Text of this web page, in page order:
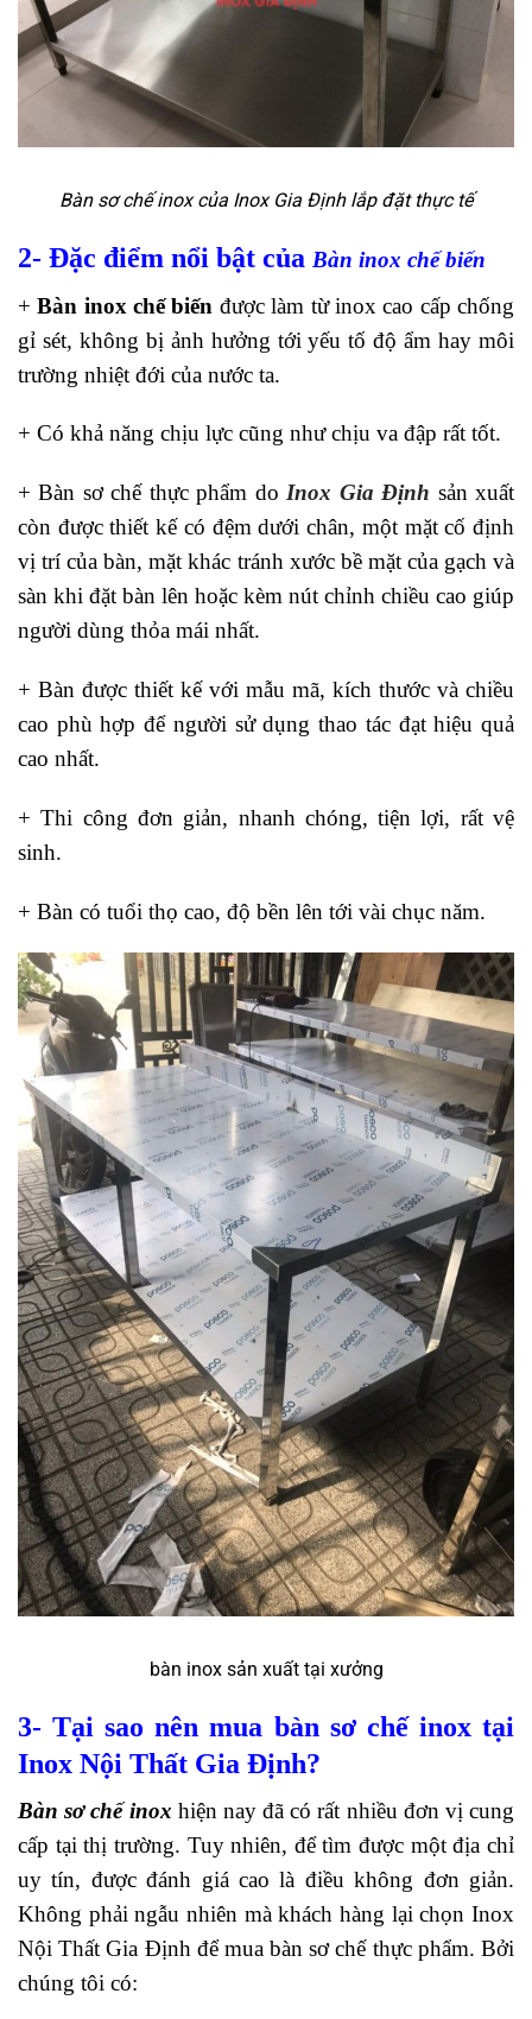
Bàn sơ chế inox của Inox Gia Định lắp đặt thực tế
2- Đặc điểm nổi bật của Bàn inox chế biến
+Bàn inox chế biến được làm từ inox cao cấp chống
gỉ sét, không bị ảnh hưởng tới yếu tố độ ẩm hay môi
trường nhiệt đới của nước ta.
+ Có khả năng chịu lực cũng như chịu va đập rất tốt.
+ Bàn sơ chế thực phẩm doInox Gia Định sản xuất
còn được thiết kế có đệm dưới chân, một mặt cố định
vị trí của bàn, mặt khác tránh xước bề mặt của gạch và
sàn khi đặt bàn lên hoặc kèm nút chỉnh chiều cao giúp
người dùng thỏa mái nhất.
+ Bàn được thiết kế với mẫu mã, kích thước và chiều
cao phù hợp để người sử dụng thao tác đạt hiệu quả
cao nhất.
+ Thi công đơn giản, nhanh chóng, tiện lợi, rất vệ
sinh.
+ Bàn có tuổi thọ cao, độ bền lên tới vài chục năm.
bàn inox sản xuất tại xưởng
3- Tại sao nên mua bàn sơ chế inox tại
Inox Nội Thất Gia Định?
Bàn sơ chế inox hiện nay đã có rất nhiều đơn vị cung
cấp tại thị trường. Tuy nhiên, để tìm được một địa chỉ
uy tín, được đánh giá cao là điều không đơn giản.
Không phải ngẫu nhiên mà khách hàng lại chọn Inox
Nội Thất Gia Định để mua bàn sơ chế thực phẩm. Bởi
chúng tôi có: